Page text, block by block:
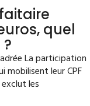
quel
La participation
leur CPF
les